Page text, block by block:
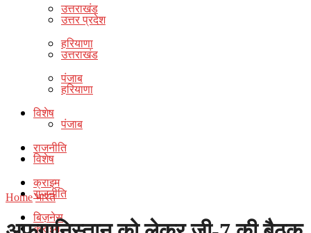
उत्तराखंड
हरियाणा
पंजाब
विशेष
राजनीति
क्राइम
बिज़नेस
उत्तर प्रदेश
उत्तराखंड
हरियाणा
पंजाब
विशेष
राजनीति
क्राइम
Home भारत